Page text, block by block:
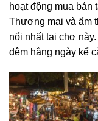
hoạt động mua bán
Thương mại và ẩm
nổi nhất tại chợ
đêm hằng ngày kể